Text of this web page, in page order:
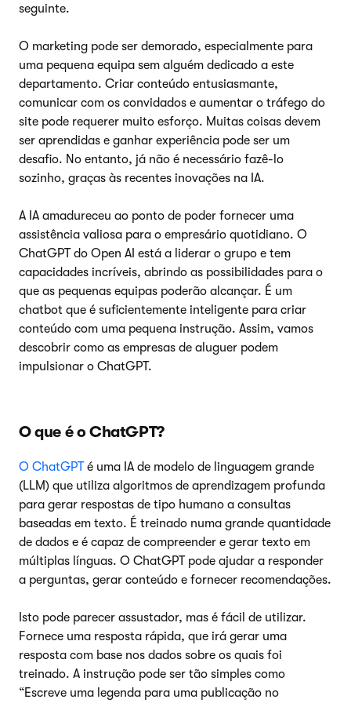
seguinte.
O marketing pode ser demorado, especialmente para
uma pequena equipa sem alguém dedicado a este
departamento. Criar conteúdo entusiasmante,
comunicar com os convidados e aumentar o tráfego do
site pode requerer muito esforço. Muitas coisas devem
ser aprendidas e ganhar experiência pode ser um
desafio. No entanto, já não é necessário fazê-lo
sozinho, graças às recentes inovações na IA.
A IA amadureceu ao ponto de poder fornecer uma
assistência valiosa para o empresário quotidiano. O
ChatGPT do Open AI está a liderar o grupo e tem
capacidades incríveis, abrindo as possibilidades para o
que as pequenas equipas poderão alcançar. É um
chatbot que é suficientemente inteligente para criar
conteúdo com uma pequena instrução. Assim, vamos
descobrir como as empresas de aluguer podem
impulsionar o ChatGPT.
O que é o ChatGPT?
O ChatGPTé uma IA de modelo de linguagem grande
(LLM) que utiliza algoritmos de aprendizagem profunda
para gerar respostas de tipo humano a consultas
baseadas em texto. É treinado numa grande quantidade
de dados e é capaz de compreender e gerar texto em
múltiplas línguas. O ChatGPT pode ajudar a responder
a perguntas, gerar conteúdo e fornecer recomendações.
Isto pode parecer assustador, mas é fácil de utilizar.
Fornece uma resposta rápida, que irá gerar uma
resposta com base nos dados sobre os quais foi
treinado. A instrução pode ser tão simples como
“Escreve uma legenda para uma publicação no